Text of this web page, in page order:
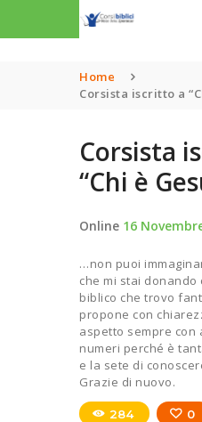
Home
Corsista iscritto a
Corsista
“Chi è
CHI SIAMO
CORSI
PODCAST
LINK UTILI
DONAZIONI
Online 16
…non puoi
che mi stai donando
biblico che trovo
propone con
aspetto sempre con
numeri perché è
e la sete di
Grazie di nuovo.
284 0